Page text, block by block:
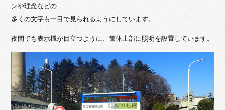
ンや理念などの
多くの文字も一目で見られるようにしています。
夜間でも表示機が目立つように、筐体上部に照明を設置しています。